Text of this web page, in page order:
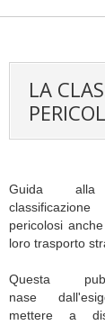
LA
Guida alla
pericolosi
loro trasporto
Questa
nase
mettere a